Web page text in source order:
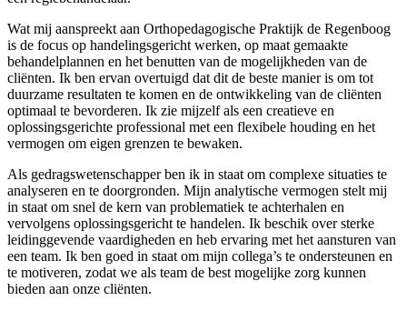
Wat mij aanspreekt aan Orthopedagogische Praktijk de Regenboog
is de focus op handelingsgericht werken, op maat gemaakte
behandelplannen en het benutten van de mogelijkheden van de
cliënten. Ik ben ervan overtuigd dat dit de beste manier is om tot
duurzame resultaten te komen en de ontwikkeling van de cliënten
optimaal te bevorderen. Ik zie mijzelf als een creatieve en
oplossingsgerichte professional met een flexibele houding en het
vermogen om eigen grenzen te bewaken.
Als gedragswetenschapper ben ik in staat om complexe situaties te
analyseren en te doorgronden. Mijn analytische vermogen stelt mij
in staat om snel de kern van problematiek te achterhalen en
vervolgens oplossingsgericht te handelen. Ik beschik over sterke
leidinggevende vaardigheden en heb ervaring met het aansturen van
een team. Ik ben goed in staat om mijn collega’s te ondersteunen en
te motiveren, zodat we als team de best mogelijke zorg kunnen
bieden aan onze cliënten.